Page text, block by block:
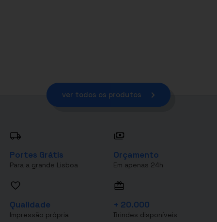
ver todos os produtos
Portes Grátis
Para a grande Lisboa
Orçamento
Em apenas 24h
Qualidade
Impressão própria
+ 20.000
Brindes disponíveis